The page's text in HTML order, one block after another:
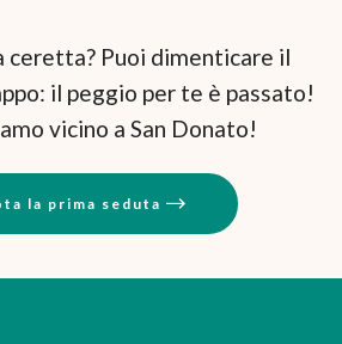
ceretta? Puoi dimenticare il
il peggio per te è passato!
vicino a San Donato!
la prima seduta